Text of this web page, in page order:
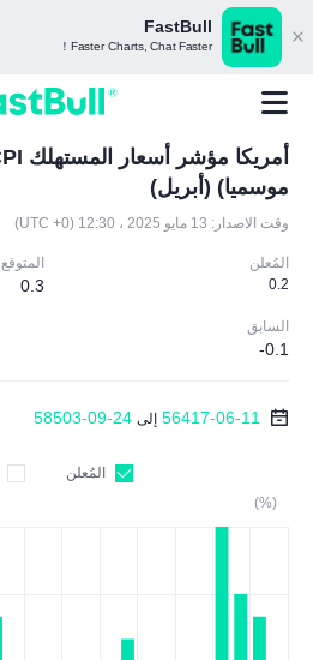
FastBull
Faster Charts, Chat Faster！
موسميا) (أبريل)
وقت الاصدار: 13 مايو 2025 ، 12:30 (UTC +0)
المُعلن
0.2
المتوقع
0.3
السابق
-0.1
56417-06-11 إلى 58503-09-24
المُعلن
(%)